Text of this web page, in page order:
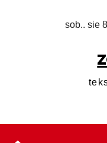
sob.. sie